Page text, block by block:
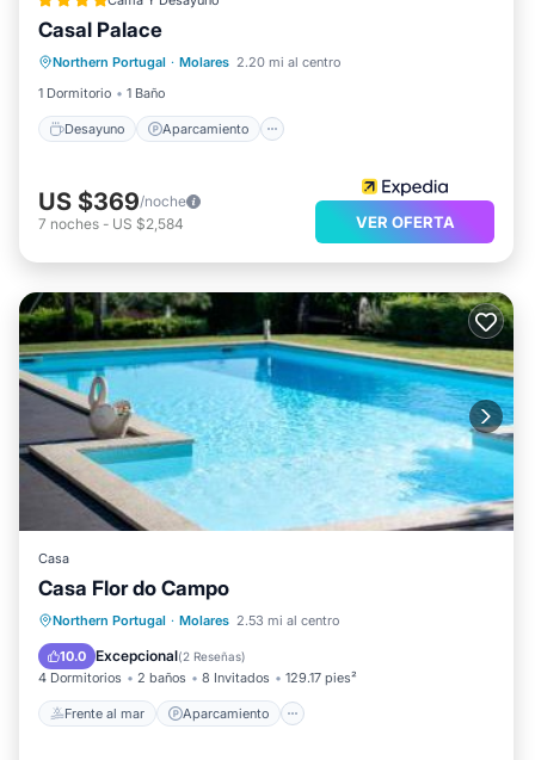
Casal Palace
Northern Portugal · Molares 2.20 mi al centro
1 Dormitorio
1 Baño
Desayuno Aparcamiento
Desayuno
Spa
US $369/noche
7 noches - US $2,584 VER OFERTA
Casa
Casa Flor do Campo
Northern Portugal · Molares 2.53 mi al centro
10.0 Excepcional(2 Reseñas)
4 Dormitorios 2 baños 8 Invitados 129.17 pies²
Frente al mar Aparcamiento
Frente al mar Aparcamiento
Vista al mar